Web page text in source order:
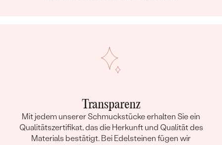
Transparenz
Mit jedem unserer Schmuckstücke erhalten Sie ein
Qualitätszertifikat, das die Herkunft und Qualität des
Materials bestätigt. Bei Edelsteinen fügen wir